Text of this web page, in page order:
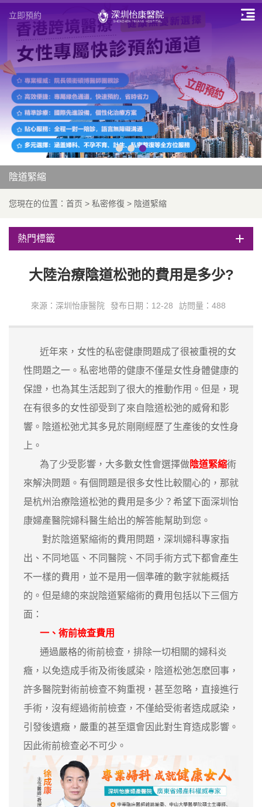
立即預約
陰道緊縮
您現在的位置： 首页 > 私密修復 > 陰道緊縮
熱門標籤
大陸治療陰道松弛的費用是多少?
來源：深圳怡康醫院 發布日期：12-28 訪問量：488
近年來，女性的私密健康問題成了很被重視的女
性問題之一。私密地帶的健康不僅是女性身體健康的
保證，也為其生活起到了很大的推動作用。但是，現
在有很多的女性卻受到了來自陰道松弛的威脅和影
響。陰道松弛尤其多見於剛剛經歷了生產後的女性身
上。
為了少受影響，大多數女性會選擇做陰道緊縮術
來解決問題。有個問題是很多女性比較關心的，那就
是杭州治療陰道松弛的費用是多少？希望下面深圳怡
康婦產醫院婦科醫生給出的解答能幫助到您。
對於陰道緊縮術的費用問題，深圳婦科專家指
出、不同地區、不同醫院、不同手術方式下都會產生
不一樣的費用，並不是用一個準確的數字就能概括
的。但是總的來說陰道緊縮術的費用包括以下三個方
面：
一、術前檢查費用
通過嚴格的術前檢查，排除一切相關的婦科炎
癥，以免造成手術及術後感染，陰道松弛怎麽回事，
許多醫院對術前檢查不夠重視，甚至忽略，直接進行
手術，沒有經過術前檢查，不僅給受術者造成感染，
引發後遺癥，嚴重的甚至還會因此對生育造成影響。
因此術前檢查必不可少。